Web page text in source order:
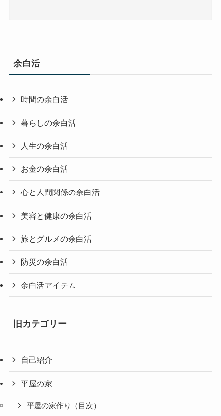
余白活
時間の余白活
暮らしの余白活
人生の余白活
お金の余白活
心と人間関係の余白活
美容と健康の余白活
旅とグルメの余白活
防災の余白活
余白活アイテム
旧カテゴリー
自己紹介
平屋の家
平屋の家作り（目次）